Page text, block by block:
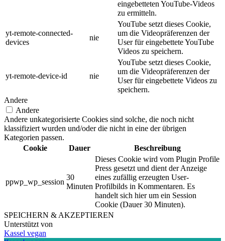
eingebetteten YouTube-Videos
zu ermitteln.
yt-remote-connected-
devices
nie
YouTube setzt dieses Cookie,
um die Videopräferenzen der
User für eingebettete YouTube
Videos zu speichern.
yt-remote-device-id nie
YouTube setzt dieses Cookie,
um die Videopräferenzen der
User für eingebettete Videos zu
speichern.
Andere
Andere
Andere unkategorisierte Cookies sind solche, die noch nicht
klassifiziert wurden und/oder die nicht in eine der übrigen
Kategorien passen.
Cookie
Dauer Beschreibung
ppwp_wp_session
30
Minuten
Dieses Cookie wird vom Plugin Profile
Press gesetzt und dient der Anzeige
eines zufällig erzeugten User-
Profilbilds in Kommentaren. Es
handelt sich hier um ein Session
Cookie (Dauer 30 Minuten).
SPEICHERN & AKZEPTIEREN
Unterstützt von
Kassel vegan